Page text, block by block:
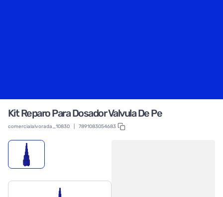
Kit Reparo Para Dosador Valvula De Pe
comercialalvorada_10830 7891083054683